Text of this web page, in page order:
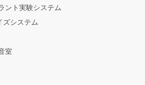
ント実験システム
システム
室